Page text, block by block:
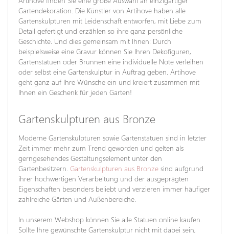
Gartendekoration. Die Künstler von Artihove haben alle
Gartenskulpturen mit Leidenschaft entworfen, mit Liebe zum
Detail gefertigt und erzählen so ihre ganz persönliche
Geschichte. Und dies gemeinsam mit Ihnen: Durch
beispielsweise eine Gravur können Sie Ihren Dekofiguren,
Gartenstatuen oder Brunnen eine individuelle Note verleihen
oder selbst eine Gartenskulptur in Auftrag geben. Artihove
geht ganz auf Ihre Wünsche ein und kreiert zusammen mit
Ihnen ein Geschenk für jeden Garten!
Gartenskulpturen aus Bronze
Moderne Gartenskulpturen sowie Gartenstatuen sind in letzter
Zeit immer mehr zum Trend geworden und gelten als
gerngesehendes Gestaltungselement unter den
Gartenbesitzern. Gartenskulpturen aus Bronze sind aufgrund
ihrer hochwertigen Verarbeitung und der ausgeprägten
Eigenschaften besonders beliebt und verzieren immer häufiger
zahlreiche Gärten und Außenbereiche.
In unserem Webshop können Sie alle Statuen online kaufen.
Sollte Ihre gewünschte Gartenskulptur nicht mit dabei sein,